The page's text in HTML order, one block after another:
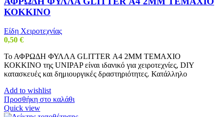
ΚΟΚΚΙΝΟ
Είδη Χειροτεχνίας
0,50 €
Το ΑΦΡΩΔΗ ΦΥΛΛΑ GLITTER Α4 2MM ΤΕΜΑΧΙΟ
ΚΟΚΚΙΝΟ της UNIPAP είναι ιδανικό για χειροτεχνίες, DIY
κατασκευές και δημιουργικές δραστηριότητες. Κατάλληλο
Add to wishlist
Προσθήκη στο καλάθι
Quick view